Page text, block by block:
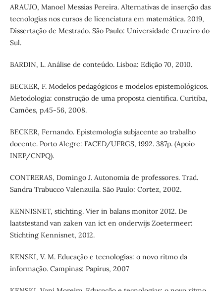
ARAUJO, Manoel Messias Pereira. Alternativas de inserção das
tecnologias nos cursos de licenciatura em matemática. 2019,
Dissertação de Mestrado. São Paulo: Universidade Cruzeiro do
Sul.
BARDIN, L. Análise de conteúdo. Lisboa: Edição 70, 2010.
BECKER, F. Modelos pedagógicos e modelos epistemológicos.
Metodologia: construção de uma proposta cientifica. Curitiba,
Camões, p.45-56, 2008.
BECKER, Fernando. Epistemologia subjacente ao trabalho
docente. Porto Alegre: FACED/UFRGS, 1992. 387p. (Apoio
INEP/CNPQ).
CONTRERAS, Domingo J. Autonomia de professores. Trad.
Sandra Trabucco Valenzuila. São Paulo: Cortez, 2002.
KENNISNET, stichting. Vier in balans monitor 2012. De
laatstestand van zaken van ict en onderwijs Zoetermeer:
Stichting Kennisnet, 2012.
KENSKI, V. M. Educação e tecnologias: o novo ritmo da
informação. Campinas: Papirus, 2007